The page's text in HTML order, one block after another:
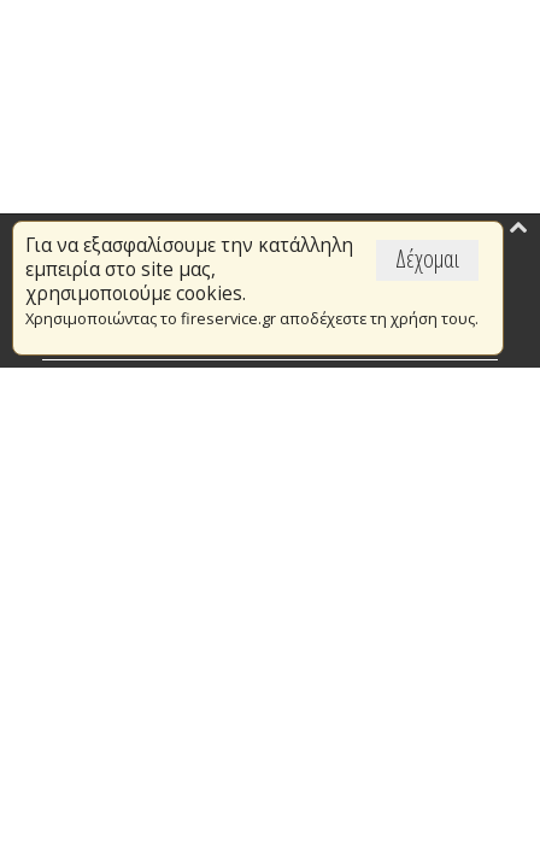
Δέχομαι
Για να εξασφαλίσουμε την κατάλληλη
εμπειρία στο site μας,
χρησιμοποιούμε cookies.
Χρησιμοποιώντας το fireservice.gr αποδέχεστε τη χρήση τους.
Επικαιρότητα
Το Πυροσβεστικό Σώμα